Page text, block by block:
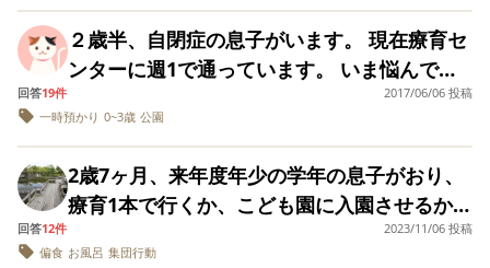
までにして下さいと
言われています。 で
すので【1】と
【3】、【2】と【3】
の組み合わせか、3ヵ
所のうち1ヶ所だけ、
望としては、週イチ
の療育センター通い
だけでは物足りなく
感じるので、息子の
体力等を考慮して可
能な限り上記の事業
みません。 でもほか
のお友達からは、
くんはお手本にな
ているので、 そう
うお子さんがいる
母さんがたからも
●くんの話してい
葉をうちの子が真
して話すようにな
てきて、嬉しいと
わせています。 来年度は週1の療育センター
には通えなくなりそうです。理由は待機者が
多い為、週1のクラスは1年未満が優先される
為です。 息子は3月で1年4ヶ月になります。
先生方も何となく通園出来なくなるニュアン
スでお話をされます。 センターの事情はよく
分かりますし、仕方ないとは思っています。
療育センターでは毎回些細な事でも先生に相
２歳半、自閉症の息子がいます。 現在療育セ
ンターに週1で通っています。 いま悩んでい
ることは、 療育センター以外にもどこか通わ
せてあげたいのですが、自閉症の未就園児に
適切か？ということです。 様々な事業所へ見
学に行き、最終的に以下の事業所の中で通わ
せてあげたいと考えています。 しかし、当た
回答19件
2017/06/06 投稿
一時預かり 0~3歳 公園
2歳7ヶ月、来年度年少の学年の息子がおり、
療育1本で行くか、こども園に入園させるかで
悩んでいます。 息子には発語の遅れ、言葉の
回答12件
2023/11/06 投稿
偏食 お風呂 集団行動